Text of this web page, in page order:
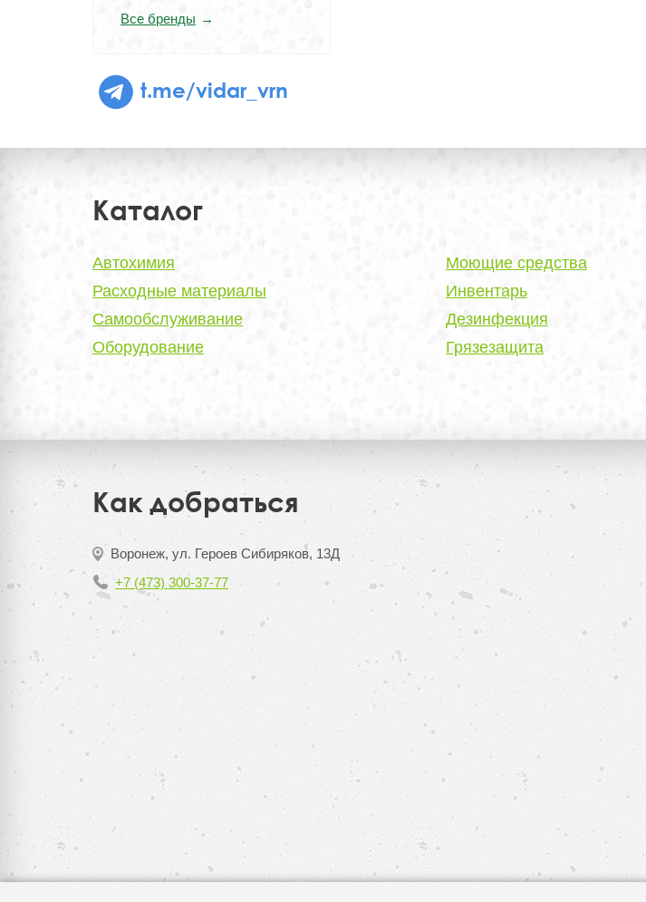
Все бренды
t.me/vidar_vrn
Каталог
Автохимия
Расходные материалы
Самообслуживание
Оборудование
Моющие средства
Инвентарь
Дезинфекция
Грязезащита
Как добраться
Воронеж, ул. Героев Сибиряков, 13Д
+7 (473) 300-37-77